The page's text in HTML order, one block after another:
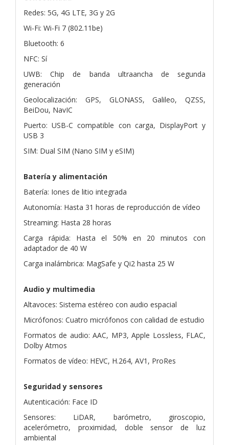
Redes: 5G, 4G LTE, 3G y 2G
Wi-Fi: Wi-Fi 7 (802.11be)
Bluetooth: 6
NFC: Sí
UWB: Chip de banda ultraancha de segunda
generación
Geolocalización: GPS, GLONASS, Galileo, QZSS,
BeiDou, NavIC
Puerto: USB-C compatible con carga, DisplayPort y
USB 3
SIM: Dual SIM (Nano SIM y eSIM)
Batería y alimentación
Batería: Iones de litio integrada
Autonomía: Hasta 31 horas de reproducción de vídeo
Streaming: Hasta 28 horas
Carga rápida: Hasta el 50% en 20 minutos con
adaptador de 40 W
Carga inalámbrica: MagSafe y Qi2 hasta 25 W
Audio y multimedia
Altavoces: Sistema estéreo con audio espacial
Micrófonos: Cuatro micrófonos con calidad de estudio
Formatos de audio: AAC, MP3, Apple Lossless, FLAC,
Dolby Atmos
Formatos de vídeo: HEVC, H.264, AV1, ProRes
Seguridad y sensores
Autenticación: Face ID
Sensores: LiDAR, barómetro, giroscopio,
acelerómetro, proximidad, doble sensor de luz
ambiental